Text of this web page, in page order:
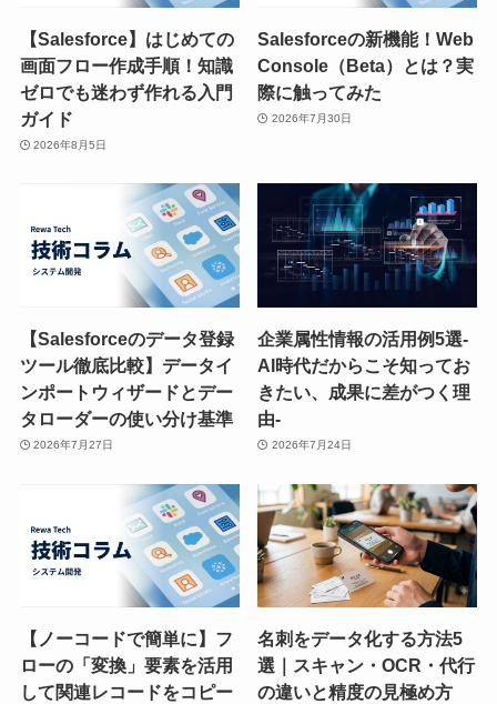
【Salesforce】はじめての
画面フロー作成手順！知識
ゼロでも迷わず作れる入門
ガイド
2026年8月5日
Salesforceの新機能！Web
Console（Beta）とは？実
際に触ってみた
2026年7月30日
【Salesforceのデータ登録
ツール徹底比較】データイ
ンポートウィザードとデー
タローダーの使い分け基準
2026年7月27日
企業属性情報の活用例5選-
AI時代だからこそ知ってお
きたい、成果に差がつく理
由-
2026年7月24日
【ノーコードで簡単に】フ
ローの「変換」要素を活用
して関連レコードをコピー
名刺をデータ化する方法5
選｜スキャン・OCR・代行
の違いと精度の見極め方